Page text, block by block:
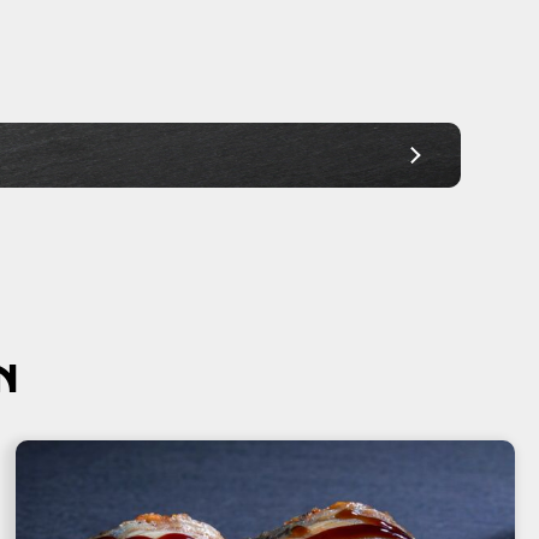
Ab 30,00€
Ab 30,00€